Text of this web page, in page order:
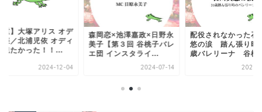
重】大塚アリス オデ
姫／北浦児依 オディ
観たかった！！...
2024-12-04
森岡恋×池澤嘉政×日野永
美子【第３回 谷桃子バレ
エ団 インスタライ...
2024-07-14
配役されなかった石
悠の涙 踏ん張り時
歳バレリーナ 谷桃
2025-